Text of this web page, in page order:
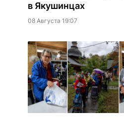
в Якушинцах
08 Августа 19:07